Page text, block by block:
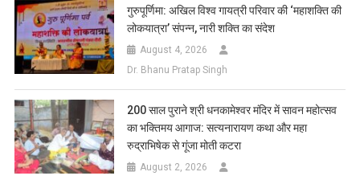
गुरुपूर्णिमा: अखिल विश्व गायत्री परिवार की ‘महाशक्ति की
लोकयात्रा’ संपन्न, नारी शक्ति का संदेश
August 4, 2026
Dr. Bhanu Pratap Singh
200 साल पुराने श्री धनकामेश्वर मंदिर में सावन महोत्सव
का भक्तिमय आगाज: सत्यनारायण कथा और महा
रुद्राभिषेक से गूंजा मोती कटरा
August 2, 2026